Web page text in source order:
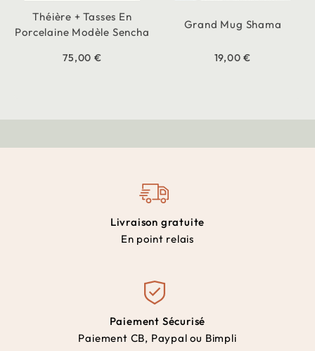
Théière + Tasses En
Porcelaine Modèle Sencha
75,00 €
Grand Mug Shama
19,00 €
Livraison gratuite
En point relais
Paiement Sécurisé
Paiement CB, Paypal ou Bimpli